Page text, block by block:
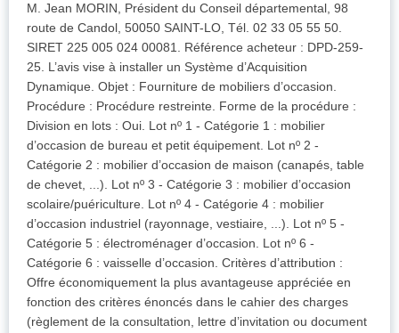
M. Jean MORIN, Président du Conseil départemental, 98
route de Candol, 50050 SAINT-LO, Tél. 02 33 05 55 50.
SIRET 225 005 024 00081. Référence acheteur : DPD-259-
25. L’avis vise à installer un Système d’Acquisition
Dynamique. Objet : Fourniture de mobiliers d’occasion.
Procédure : Procédure restreinte. Forme de la procédure :
Division en lots : Oui. Lot nº 1 - Catégorie 1 : mobilier
d’occasion de bureau et petit équipement. Lot nº 2 -
Catégorie 2 : mobilier d’occasion de maison (canapés, table
de chevet, ...). Lot nº 3 - Catégorie 3 : mobilier d’occasion
scolaire/puériculture. Lot nº 4 - Catégorie 4 : mobilier
d’occasion industriel (rayonnage, vestiaire, ...). Lot nº 5 -
Catégorie 5 : électroménager d’occasion. Lot nº 6 -
Catégorie 6 : vaisselle d’occasion. Critères d’attribution :
Offre économiquement la plus avantageuse appréciée en
fonction des critères énoncés dans le cahier des charges
(règlement de la consultation, lettre d’invitation ou document